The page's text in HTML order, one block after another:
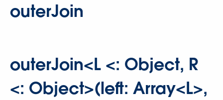
outerJoin
outerJoin<L <: Object, R
<: Object>(left: Array<L>,